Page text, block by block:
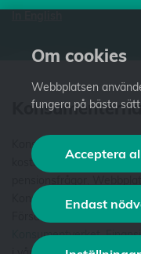
Konsumenternas.se ger
kostnadsfri fakta och
Konsumenternas Bank-
Försäkringsbyrå. Vi är
Konsumentverket,
Om cookies
Webbplatsen
fungera på bästa
Acceptera
Endast